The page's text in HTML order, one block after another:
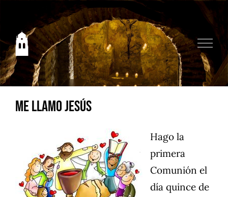
contenido
Me llamo Jesús
Hago la
primera
Comunión el
día quince de